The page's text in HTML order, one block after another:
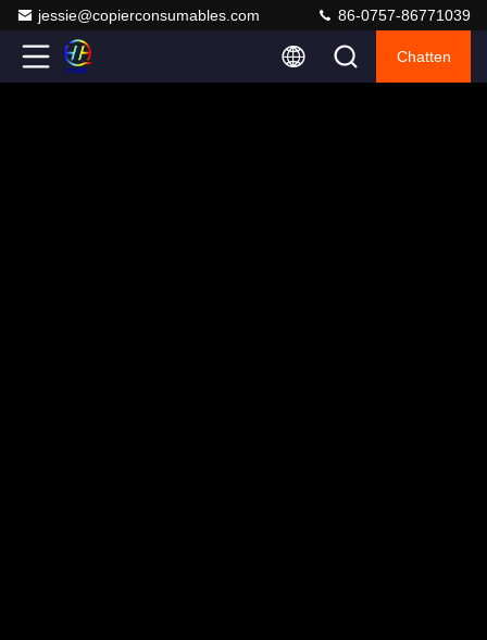
jessie@copierconsumables.com 86-0757-86771039
Chatten